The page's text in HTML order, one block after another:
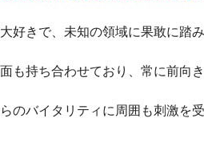
好きで、未知の領域に果敢に踏
も持ち合わせており、常に前向
のバイタリティに周囲も刺激を